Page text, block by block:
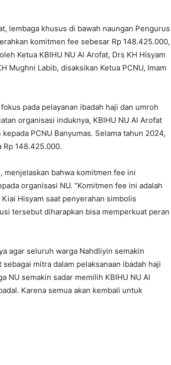
lembaga khusus di bawah naungan Pengurus
komitmen fee sebesar Rp 148.425.000,
Ketua KBIHU NU Al Arofat, Drs KH Hisyam
Mughni Labib, disaksikan Ketua PCNU, Imam
pada pelayanan ibadah haji dan umroh
organisasi induknya, KBIHU NU Al Arofat
PCNU Banyumas. Selama tahun 2024,
148.425.000.
menjelaskan bahwa komitmen fee ini
organisasi NU. “Komitmen fee ini adalah
Hisyam saat penyerahan simbolis
tersebut diharapkan bisa memperkuat peran
agar seluruh warga Nahdliyin semakin
mitra dalam pelaksanaan ibadah haji
NU semakin sadar memilih KBIHU NU Al
Karena semua akan kembali untuk